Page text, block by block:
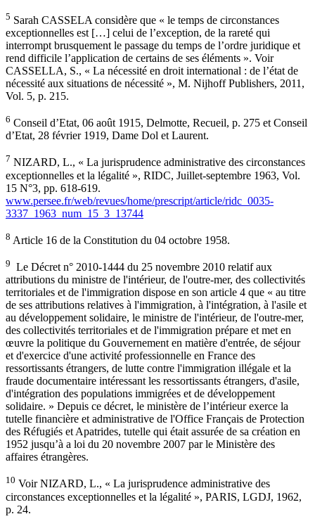
5 Sarah CASSELA considère que « le temps de circonstances
exceptionnelles est […] celui de l’exception, de la rareté qui
interrompt brusquement le passage du temps de l’ordre juridique et
rend difficile l’application de certains de ses éléments ». Voir
CASSELLA, S., « La nécessité en droit international : de l’état de
nécessité aux situations de nécessité », M. Nijhoff Publishers, 2011,
Vol. 5, p. 215.
6 Conseil d’Etat, 06 août 1915, Delmotte, Recueil, p. 275 et Conseil
d’Etat, 28 février 1919, Dame Dol et Laurent.
7 NIZARD, L., « La jurisprudence administrative des circonstances
exceptionnelles et la légalité », RIDC, Juillet-septembre 1963, Vol.
15 N°3, pp. 618-619.
www.persee.fr/web/revues/home/prescript/article/ridc_0035-
3337_1963_num_15_3_13744
8 Article 16 de la Constitution du 04 octobre 1958.
9 Le Décret n° 2010-1444 du 25 novembre 2010 relatif aux
attributions du ministre de l'intérieur, de l'outre-mer, des collectivités
territoriales et de l'immigration dispose en son article 4 que « au titre
de ses attributions relatives à l'immigration, à l'intégration, à l'asile et
au développement solidaire, le ministre de l'intérieur, de l'outre-mer,
des collectivités territoriales et de l'immigration prépare et met en
œuvre la politique du Gouvernement en matière d'entrée, de séjour
et d'exercice d'une activité professionnelle en France des
ressortissants étrangers, de lutte contre l'immigration illégale et la
fraude documentaire intéressant les ressortissants étrangers, d'asile,
d'intégration des populations immigrées et de développement
solidaire. » Depuis ce décret, le ministère de l’intérieur exerce la
tutelle financière et administrative de l'Office Français de Protection
des Réfugiés et Apatrides, tutelle qui était assurée de sa création en
1952 jusqu’à a loi du 20 novembre 2007 par le Ministère des
affaires étrangères.
10 Voir NIZARD, L., « La jurisprudence administrative des
circonstances exceptionnelles et la légalité », PARIS, LGDJ, 1962,
p. 24.